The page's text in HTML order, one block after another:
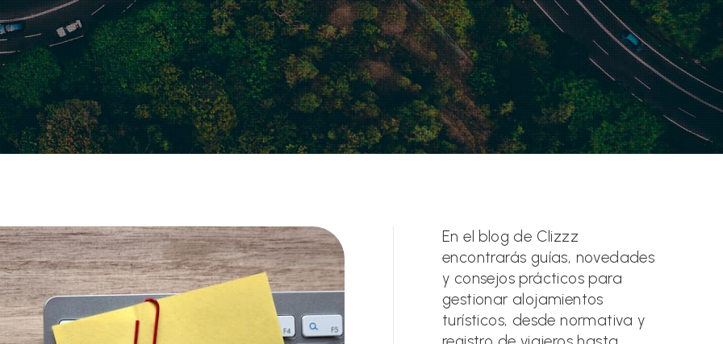
En el blog de Clizzz
encontrarás guías, novedades
y consejos prácticos para
gestionar alojamientos
turísticos, desde normativa y